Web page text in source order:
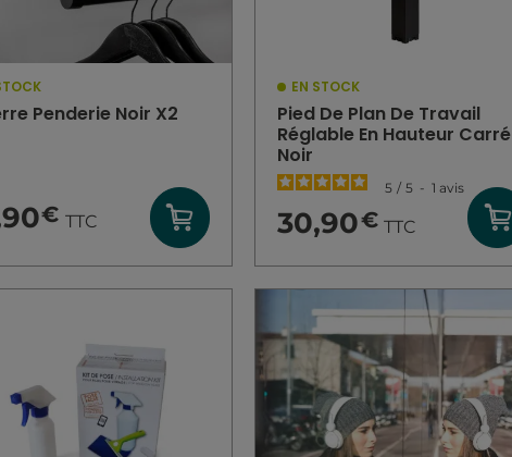
Penderie Noir X2
€ TTC
EN STOCK
Pied De Plan De Travail
Réglable En Hauteur Carré
Noir
5 / 5 - 1avis
30,90€ TTC